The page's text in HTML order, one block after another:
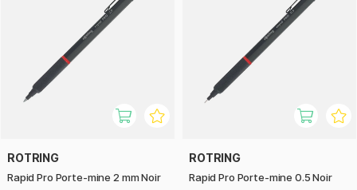
et l’écriture quotidienne.
Que vous choisissiez le porte-mine ou le stylo-bille, vous
obtenez un outil élégant et durable qui allie parfaitement
fonction et design.
ROTRING
Rapid Pro Porte-mine 2 mm Noir
ROTRING
Rapid Pro Porte-mine 0.5 Noir